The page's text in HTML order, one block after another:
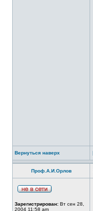
Вернуться наверх
Проф.А.И.Орлов
Зарегистрирован: Вт сен 28,
2004 11:58 am